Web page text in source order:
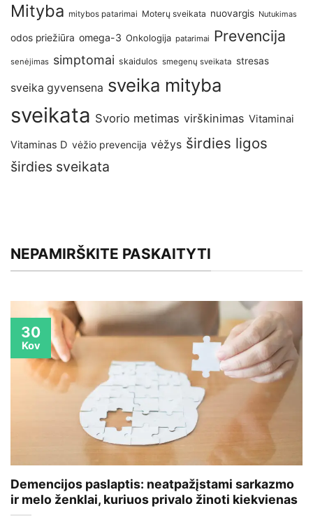
Mityba mitybos patarimai Moterų sveikata nuovargis Nutukimas
odos priežiūra omega-3 Onkologija patarimai Prevencija
senėjimas simptomai skaidulos smegenų sveikata stresas
sveika gyvensena sveika mityba
sveikata Svorio metimas virškinimas Vitaminai
Vitaminas D vėžio prevencija vėžys širdies ligos
širdies sveikata
NEPAMIRŠKITE PASKAITYTI
Demencijos paslaptis: neatpažįstami sarkazmo
ir melo ženklai, kuriuos privalo žinoti kiekvienas
30
Kov